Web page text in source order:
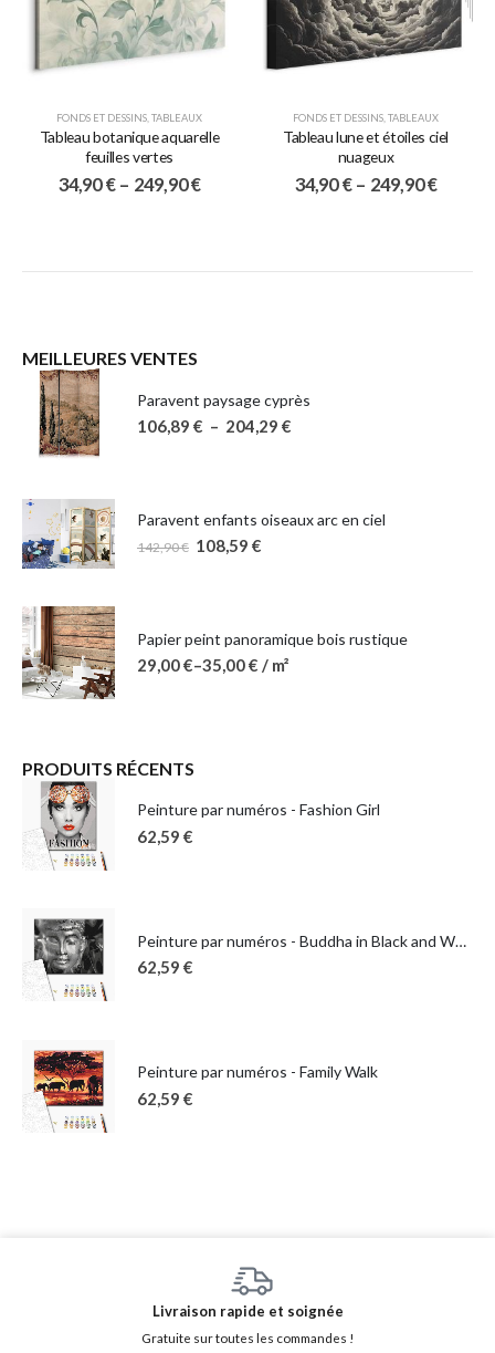
FONDS ET DESSINS TABLEAUX
Tableau botanique aquarelle
feuilles vertes
34,90€ – 249,90€
FONDS ET DESSINS TABLEAUX
Tableau lune et étoiles ciel
nuageux
34,90€ – 249,90€
MEILLEURES VENTES
Paravent paysage cyprès
106,89 € – 204,29 €
Paravent enfants oiseaux arc en ciel
142,90€ 108,59 €
Papier peint panoramique bois rustique
29,00€–35,00€ / m²
PRODUITS RÉCENTS
Peinture par numéros - Fashion Girl
62,59 €
Peinture par numéros - Buddha in Black and White
62,59 €
Peinture par numéros - Family Walk
62,59 €
Livraison rapide et soignée
Gratuite sur toutes les commandes !